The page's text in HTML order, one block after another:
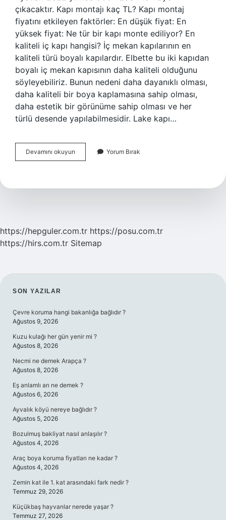
çıkacaktır. Kapı montajı kaç TL? Kapı montaj
fiyatını etkileyen faktörler: En düşük fiyat: En
yüksek fiyat: Ne tür bir kapı monte ediliyor? En
kaliteli iç kapı hangisi? İç mekan kapılarının en
kaliteli türü boyalı kapılardır. Elbette bu iki kapıdan
boyalı iç mekan kapısının daha kaliteli olduğunu
söyleyebiliriz. Bunun nedeni daha dayanıklı olması,
daha kaliteli bir boya kaplamasına sahip olması,
daha estetik bir görünüme sahip olması ve her
türlü desende yapılabilmesidir. Lake kapı…
Devamını okuyun
Kapılar
Yorum Bırak
https://hepguler.com.tr https://posu.com.tr
https://hirs.com.tr Sitemap
SIDEBAR
SON YAZILAR
Çevre koruma hangi bakanlığa bağlıdır ?
Ağustos 9, 2026
Kuzu kulağı her gün yenir mi ?
Ağustos 8, 2026
Necmi ne demek Arapça ?
Ağustos 8, 2026
Eş anlamlı arı ne demek ?
Ağustos 6, 2026
Ayvalık köyü nereye bağlıdır ?
Ağustos 5, 2026
Bozulmuş bakliyat nasıl anlaşılır ?
Ağustos 4, 2026
Araç boya koruma fiyatları ne kadar ?
Ağustos 4, 2026
Zemin kat ile 1. kat arasındaki fark nedir ?
Temmuz 29, 2026
Küçükbaş hayvanlar nerede yaşar ?
Temmuz 27, 2026